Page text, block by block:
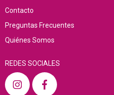
Contacto
Preguntas Frecuentes
Quiénes Somos
REDES SOCIALES